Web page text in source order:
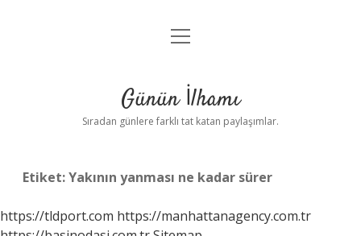
Anasayfa
Yasal Uyarı
menüyü
Günün İlhamı
Sıradan günlere farklı tat katan paylaşımlar.
Etiket:Yakının yanması ne kadar sürer
https://tldport.com https://manhattanagency.com.tr